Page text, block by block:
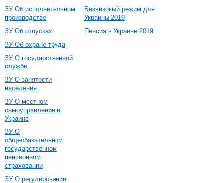
ЗУ Об исполнительном
производстве
ЗУ Об отпусках
ЗУ Об охране труда
ЗУ О государственной
службе
ЗУ О занятости
населения
ЗУ О местном
самоуправлении в
Украине
ЗУ О
общеобязательном
государственном
пенсионном
страховании
ЗУ О регулировании
Безвизовый режим для
Украины 2019
Пенсия в Украине 2019